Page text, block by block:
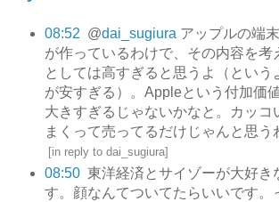
08:52 @dai_sugiura アップルの端
が作っているわけで、その内容を考
としては高すぎると思うよ（という
が安すぎる）。Appleという付加価
大きすぎるじゃないかなと。カッコ
まくって売ってるだけじゃんと思う
[in reply to dai_sugiura]
08:50 東洋経済とサイゾーが大好き
す。顔なんてついてたらいいです。